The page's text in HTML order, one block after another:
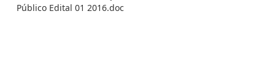
Público Edital 01 2016.doc